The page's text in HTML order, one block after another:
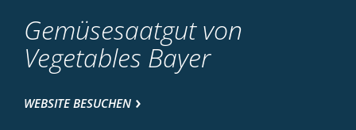
Gemüsesaatgut von
Vegetables Bayer
WEBSITE BESUCHEN